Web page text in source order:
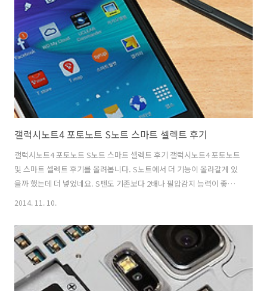
님들의 경우 대화를 하는 앱 중에 대표적인 앱중 하나인 카카오톡을 좀
더 쉽게 실행 시킬 수 있다면 상당히 괜찮은 기능이 될 수 있습니다. 학생
들에게도 와인스마트 폰은 괜찮은 스마트폰이 될 수 있습니다. 부모의 입
장에서는 자녀의 스마트폰 ..
갤럭시노트4 포토노트 S노트 스마트 셀렉트 후기
갤럭시노트4 포토노트 S노트 스마트 셀렉트 후기 갤럭시노트4 포토노트
및 스마트 셀렉트 후기를 올려봅니다. S노트에서 더 기능이 올라갈게 있
을까 했는데 더 넣었네요. S펜도 기존보다 2배나 필압감지 능력이 좋아
그것을 노트화 하는 것 입니다. 노트4 광고를 보신적 있을텐데요. 간판에
적힌 글자를 찍으니 그대로 노트로 들어오죠. 실제로 제가 테스트를 해
봤는데요. 이거 왠지 교수님이나 선생님들은 싫어할 수 도 있을듯합니다.
갤럭시노트4 포토노트는 칠판에 적은 글자나 그림등을 그대로 노트로 옮
겨올 수 있습니다. 명암대비를 바꿔서 글자처럼 사진 찍어주는것보다 한
2014. 11. 10.